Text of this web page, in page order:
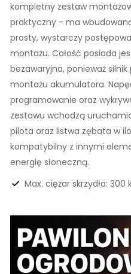
kompletny zestaw
praktyczny - ma
prosty, wystarczy
montażu. Całość posiada
bezawaryjna, ponieważ
montażu akumulatora.
programowanie oraz
zestawu wchodzą
pilota oraz listwa zębata w
kompatybilny z innymi
energię słoneczną.
Max. ciężar skrzydła: 300